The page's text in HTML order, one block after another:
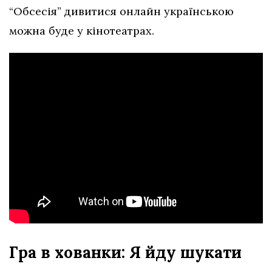
“Обсесія” дивитися онлайн українською
можна буде у кінотеатрах.
Гра в хованки: Я йду шукати